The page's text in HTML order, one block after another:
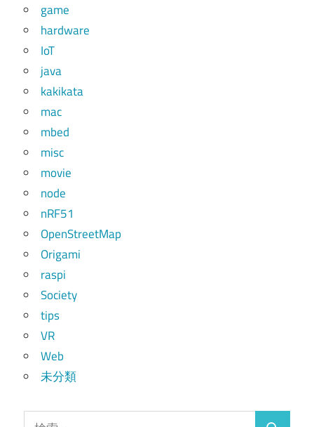
game
hardware
IoT
java
kakikata
mac
mbed
misc
movie
node
nRF51
OpenStreetMap
Origami
raspi
Society
tips
VR
Web
未分類